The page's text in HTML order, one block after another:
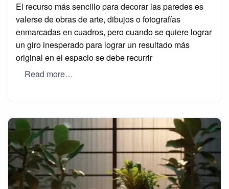
El recurso más sencillo para decorar las paredes es
valerse de obras de arte, dibujos o fotografías
enmarcadas en cuadros, pero cuando se quiere lograr
un giro inesperado para lograr un resultado más
original en el espacio se debe recurrir
Read more…